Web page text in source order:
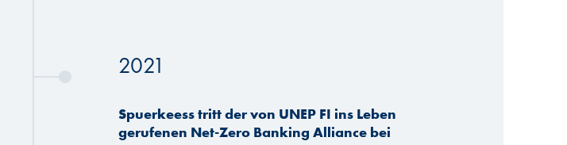
2021
Spuerkeess tritt der von UNEP FI ins Leben
gerufenen Net-Zero Banking Alliance bei